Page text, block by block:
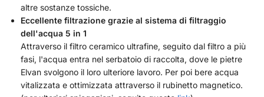
altre sostanze tossiche.
Eccellente filtrazione grazie al sistema di filtraggio
dell'acqua 5 in 1
Attraverso il filtro ceramico ultrafine, seguito dal filtro a più
fasi, l'acqua entra nel serbatoio di raccolta, dove le pietre
Elvan svolgono il loro ulteriore lavoro. Per poi bere acqua
vitalizzata e ottimizzata attraverso il rubinetto magnetico.